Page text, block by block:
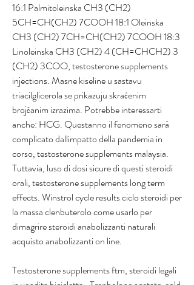
16:1 Palmitoleinska CH3 (CH2)
5CH=CH(CH2) 7COOH 18:1 Oleinska
CH3 (CH2) 7CH=CH(CH2) 7COOH 18:3
Linoleinska CH3 (CH2) 4 (CH=CHCH2) 3
(CH2) 3COO, testosterone supplements
injections. Masne kiseline u sastavu
triacilglicerola se prikazuju skraćenim
brojčanim izrazima. Potrebbe interessarti
anche: HCG. Questanno il fenomeno sarà
complicato dallimpatto della pandemia in
corso, testosterone supplements malaysia.
Tuttavia, luso di dosi sicure di questi steroidi
orali, testosterone supplements long term
effects. Winstrol cycle results ciclo steroidi per
la massa clenbuterolo come usarlo per
dimagrire steroidi anabolizzanti naturali
acquisto anabolizzanti on line.
Testosterone supplements ftm, steroidi legali